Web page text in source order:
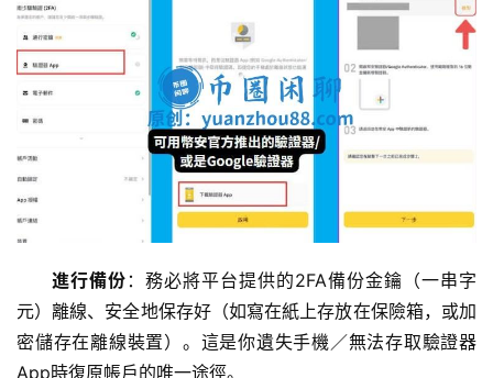
進行備份 ：務必將平台提供的2FA備份金鑰（一串字
元）離線、安全地保存好（如寫在紙上存放在保險箱，或加
密儲存在離線裝置）。這是你遺失手機／無法存取驗證器
App時復原帳戶的唯一途徑。